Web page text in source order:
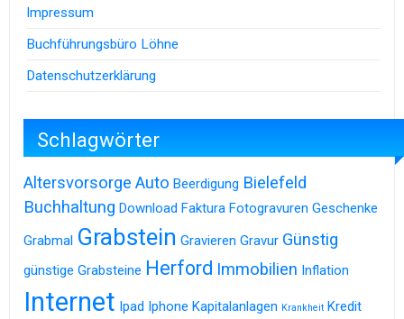
Impressum
Buchführungsbüro Löhne
Datenschutzerklärung
Schlagwörter
Altersvorsorge Auto Beerdigung Bielefeld
Buchhaltung Download Faktura Fotogravuren Geschenke
Grabmal Grabstein Gravieren Gravur Günstig
günstige Grabsteine Herford Immobilien Inflation
Internet Ipad Iphone Kapitalanlagen Krankheit Kredit